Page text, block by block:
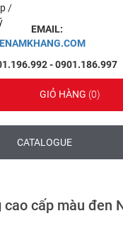
/
EMAIL:
- 0901.186.997
GIỎ HÀNG (0)
CATALOGUE
cấp màu đen